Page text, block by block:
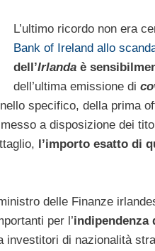
L’ultimo ricordo non era
Bank of Ireland allo
dell’Irlandaè
dell’ultima emissione di
specifico, della prima
a disposizione dei
l’importo esatto di
delle Finanze
per l’indipendenza
investitori di nazionalità